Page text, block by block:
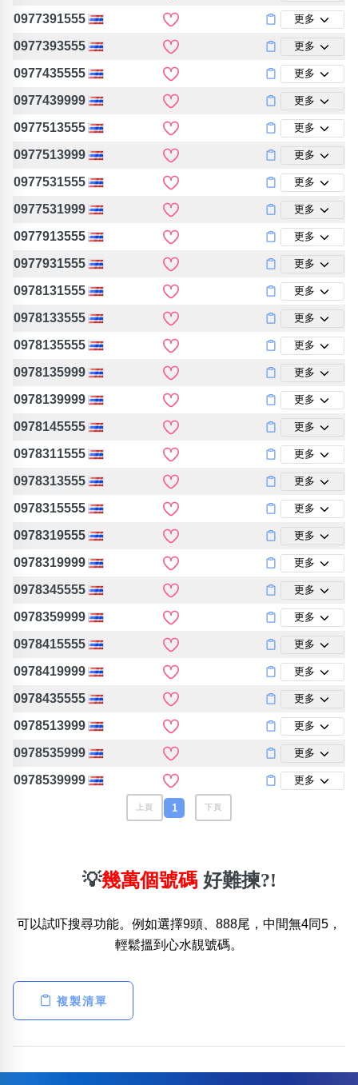
0977391555 更多
0977393555 更多
0977435555 更多
0977439999 更多
0977513555 更多
0977513999 更多
0977531555 更多
0977531999 更多
0977913555 更多
0977931555 更多
0978131555 更多
0978133555 更多
0978135555 更多
0978135999 更多
0978139999 更多
0978145555 更多
0978311555 更多
0978313555 更多
0978315555 更多
0978319555 更多
0978319999 更多
0978345555 更多
0978359999 更多
0978415555 更多
0978419999 更多
0978435555 更多
0978513999 更多
0978535999 更多
0978539999 更多
上頁 1 下頁
💡幾萬個號碼 好難揀?!
可以試吓搜尋功能。例如選擇9頭、888尾，中間無4同5，
輕鬆搵到心水靚號碼。
複製清單